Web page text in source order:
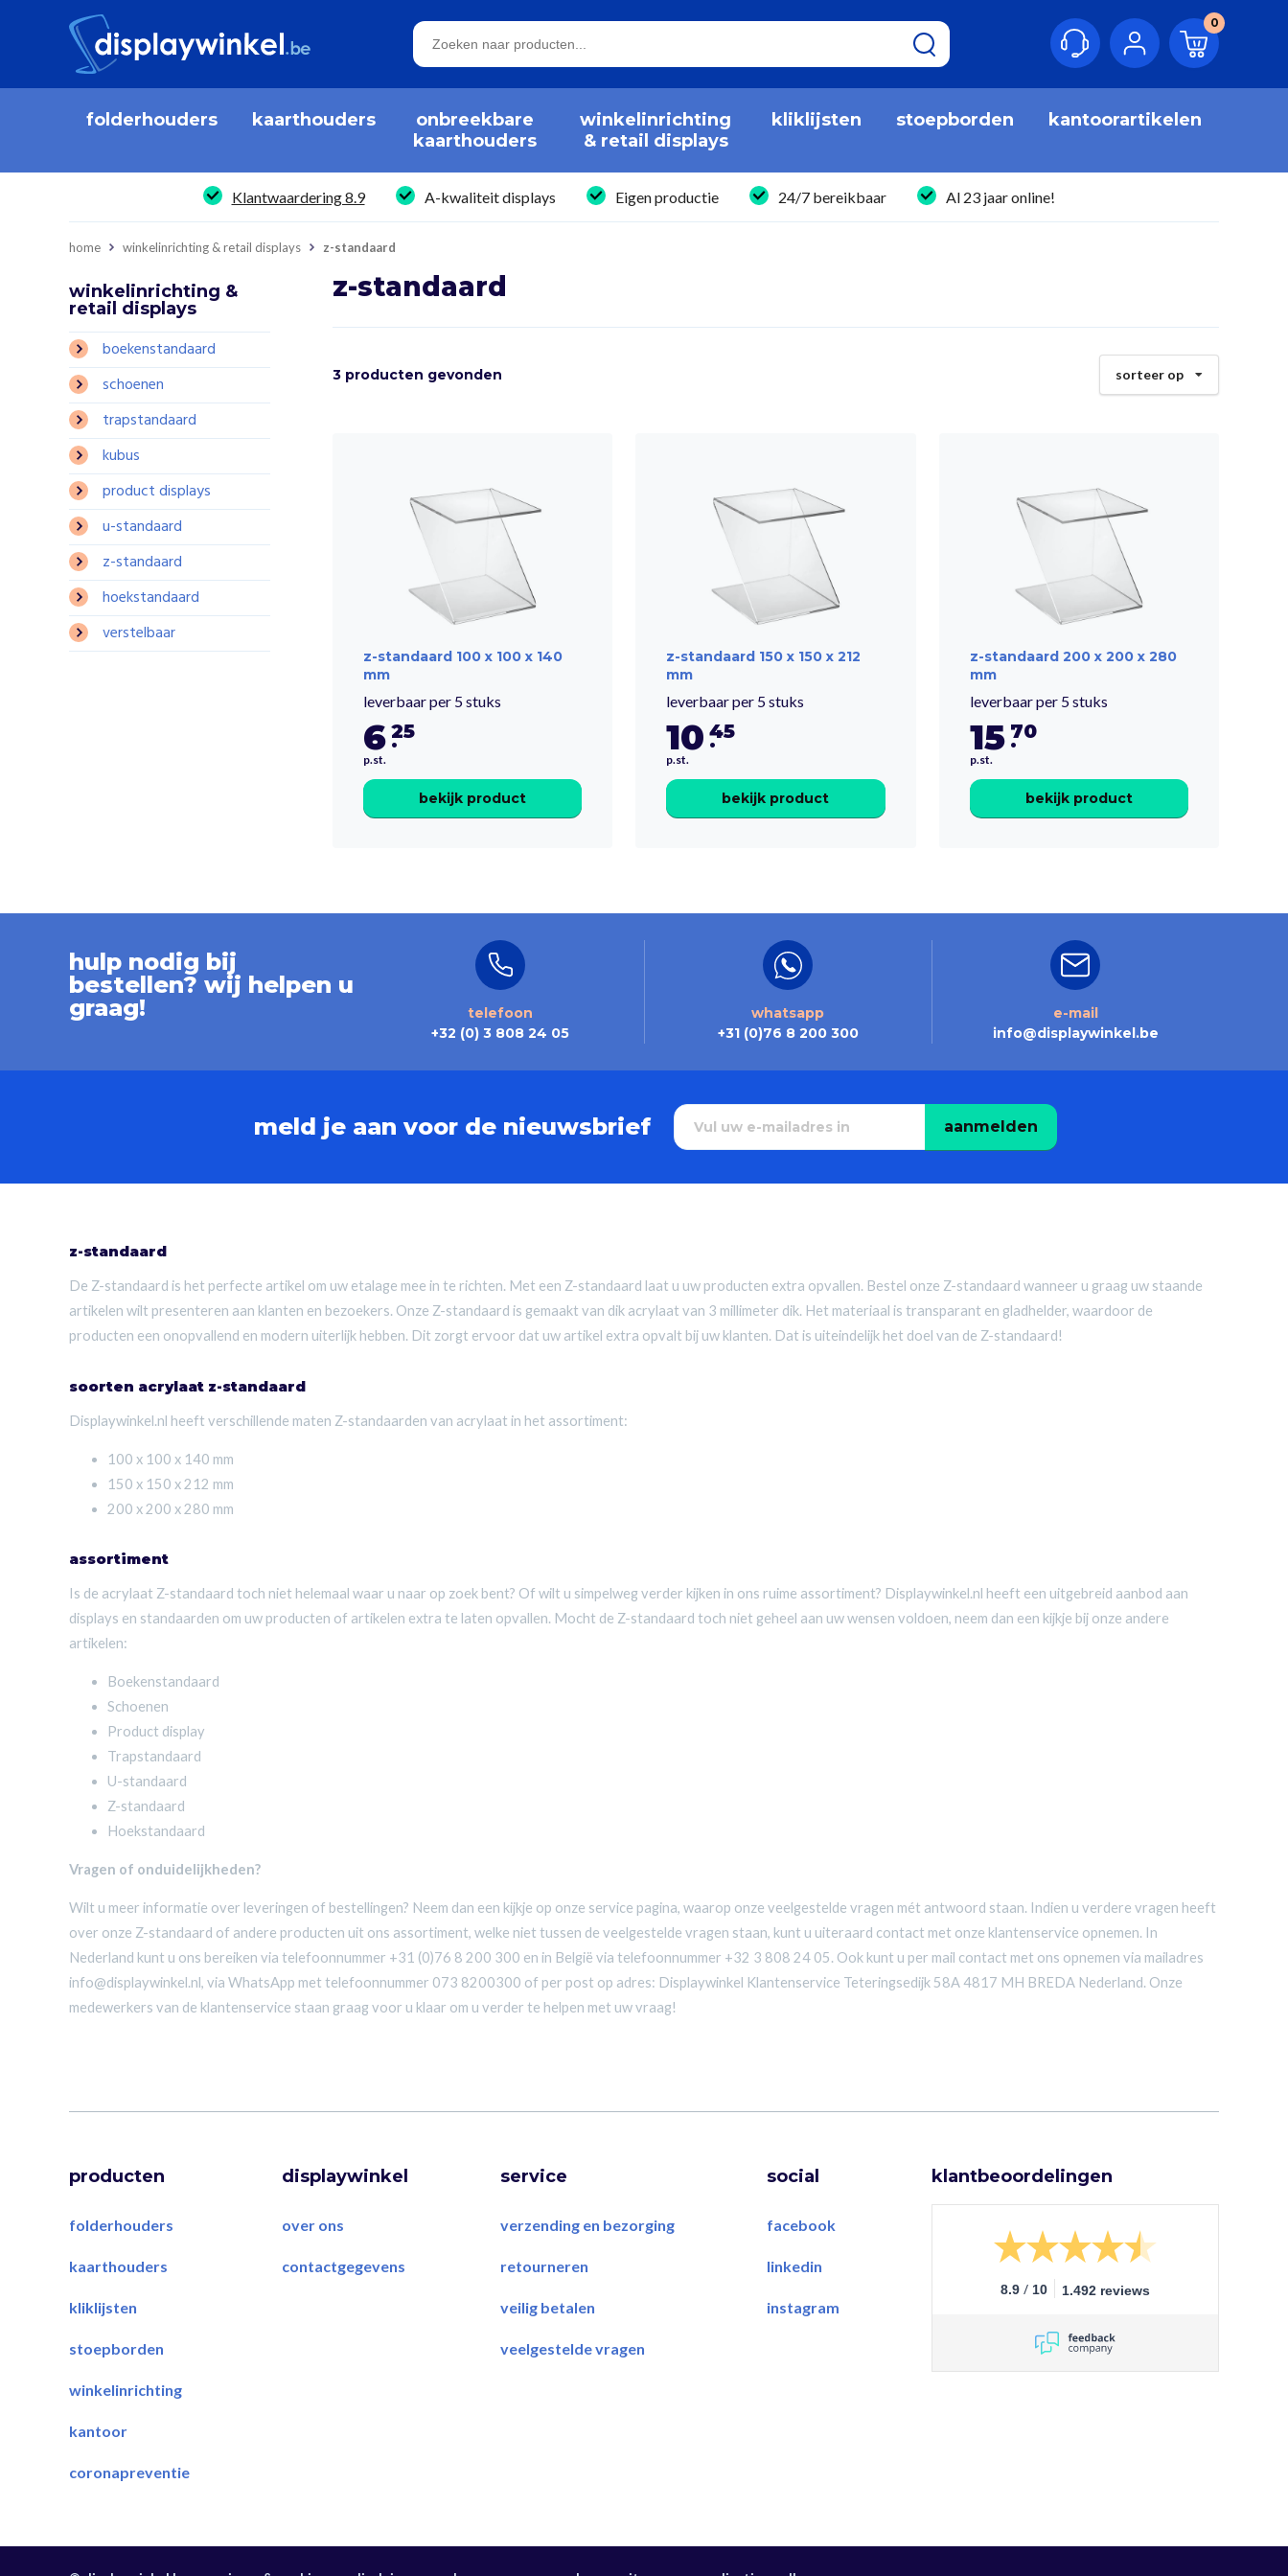
0
folderhouders kaarthouders
onbreekbare
kaarthouders
winkelinrichting
& retail displays
kliklijsten stoepborden kantoorartikelen
Klantwaardering 8.9 A-kwaliteit displays Eigen productie 24/7 bereikbaar Al 23 jaar online!
home winkelinrichting & retail displays z-standaard
winkelinrichting &
retail displays
boekenstandaard
schoenen
trapstandaard
kubus
product displays
u-standaard
z-standaard
hoekstandaard
verstelbaar
z-standaard
3 producten gevonden sorteer op
z-standaard 100 x 100 x 140
mm
leverbaar per 5 stuks
6 .
25
p.st.
bekijk product
z-standaard 150 x 150 x 212
mm
leverbaar per 5 stuks
10 .
45
p.st.
bekijk product
z-standaard 200 x 200 x 280
mm
leverbaar per 5 stuks
15 .
70
p.st.
bekijk product
hulp nodig bij
bestellen? wij helpen u
graag!
telefoon
+32 (0) 3 808 24 05
whatsapp
+31 (0)76 8 200 300
e-mail
info@displaywinkel.be
meld je aan voor de nieuwsbrief aanmelden
z-standaard
De Z-standaard is het perfecte artikel om uw etalage mee in te richten. Met een Z-standaard laat u uw producten extra opvallen. Bestel onze Z-standaard wanneer u graag uw staande
artikelen wilt presenteren aan klanten en bezoekers. Onze Z-standaard is gemaakt van dik acrylaat van 3 millimeter dik. Het materiaal is transparant en gladhelder, waardoor de
producten een onopvallend en modern uiterlijk hebben. Dit zorgt ervoor dat uw artikel extra opvalt bij uw klanten. Dat is uiteindelijk het doel van de Z-standaard!
soorten acrylaat z-standaard
Displaywinkel.nl heeft verschillende maten Z-standaarden van acrylaat in het assortiment:
100 x 100 x 140 mm
150 x 150 x 212 mm
200 x 200 x 280 mm
assortiment
Is de acrylaat Z-standaard toch niet helemaal waar u naar op zoek bent? Of wilt u simpelweg verder kijken in ons ruime assortiment? Displaywinkel.nl heeft een uitgebreid aanbod aan
displays en standaarden om uw producten of artikelen extra te laten opvallen. Mocht de Z-standaard toch niet geheel aan uw wensen voldoen, neem dan een kijkje bij onze andere
artikelen:
Boekenstandaard
Schoenen
Product display
Trapstandaard
U-standaard
Z-standaard
Hoekstandaard
Vragen of onduidelijkheden?
Wilt u meer informatie over leveringen of bestellingen? Neem dan een kijkje op onze service pagina, waarop onze veelgestelde vragen mét antwoord staan. Indien u verdere vragen heeft
over onze Z-standaard of andere producten uit ons assortiment, welke niet tussen de veelgestelde vragen staan, kunt u uiteraard contact met onze klantenservice opnemen. In
Nederland kunt u ons bereiken via telefoonnummer +31 (0)76 8 200 300 en in België via telefoonnummer +32 3 808 24 05. Ook kunt u per mail contact met ons opnemen via mailadres
info@displaywinkel.nl, via WhatsApp met telefoonnummer 073 8200300 of per post op adres: Displaywinkel Klantenservice Teteringsedijk 58A 4817 MH BREDA Nederland. Onze
medewerkers van de klantenservice staan graag voor u klaar om u verder te helpen met uw vraag!
producten
folderhouders
kaarthouders
kliklijsten
stoepborden
winkelinrichting
kantoor
coronapreventie
displaywinkel
over ons
contactgegevens
service
verzending en bezorging
retourneren
veilig betalen
veelgestelde vragen
social
facebook
linkedin
instagram
klantbeoordelingen
8.9 / 10 1.492 reviews